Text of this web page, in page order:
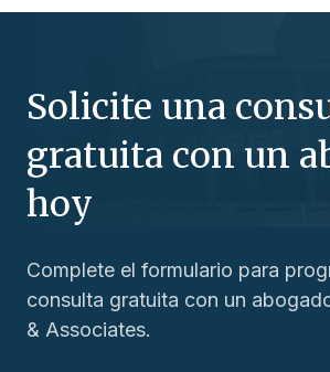
Solicite una
gratuita con un
hoy
Complete el formulario para
consulta gratuita con un
& Associates.